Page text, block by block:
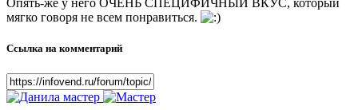
Опять-же у него ОЧЕНЬ СПЕЦИФИЧНЫЙ ВКУС, который
мягко говоря не всем понравиться.
Ссылка на комментарий